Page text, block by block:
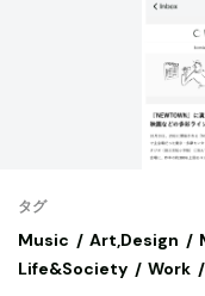
タグ
Music Art,Design
Life&Society
Work